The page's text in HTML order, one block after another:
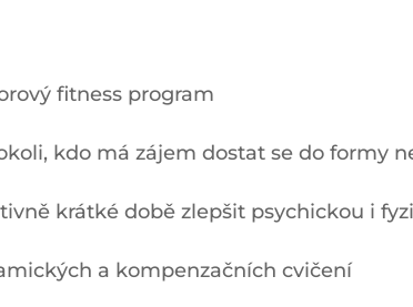
fitness program
kdo má zájem dostat se do formy
krátké době zlepšit psychickou i
a kompenzačních cvičení